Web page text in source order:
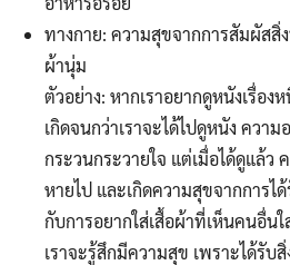
Search
for:
ทางกาย: ความสุขจากการสัมผัสสิ่
ผ้านุ่ม
ตัวอย่าง: หากเราอยากดูหนังเรื่อง
เกิดจนกว่าเราจะได้ไปดูหนัง ความ
กระวนกระวายใจ แต่เมื่อได้ดูแล้ว
หายไป และเกิดความสุขจากการไ
กับการอยากใส่เสื้อผ้าที่เห็นคนอื่นใ
เราจะรู้สึกมีความสุข เพราะได้รับ